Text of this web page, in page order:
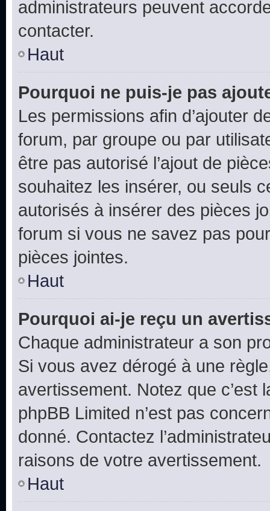
administrateurs peuvent
contacter.
Haut
Pourquoi ne puis-je pas
Les permissions afin d’ajouter
forum, par groupe ou par
être pas autorisé l’ajout de
souhaitez les insérer, ou seuls
autorisés à insérer des pièces
forum si vous ne savez pas
pièces jointes.
Haut
Pourquoi ai-je reçu un
Chaque administrateur a son
Si vous avez dérogé à une
avertissement. Notez que c’est
phpBB Limited n’est pas
donné. Contactez
raisons de votre avertissement.
Haut